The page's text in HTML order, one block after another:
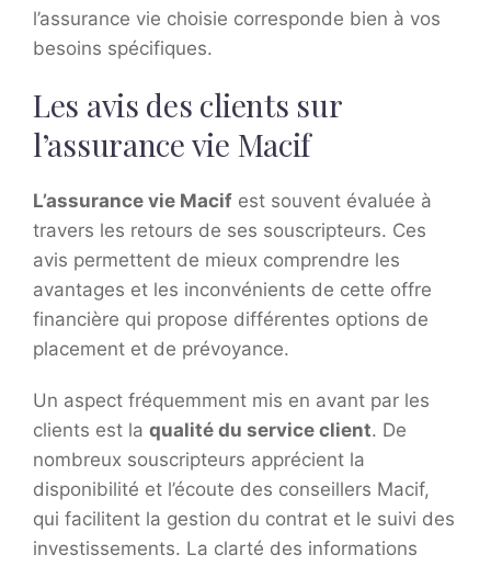
l’assurance vie choisie corresponde bien à vos
besoins spécifiques.
Les avis des clients sur
l’assurance vie Macif
L’assurance vie Macif est souvent évaluée à
travers les retours de ses souscripteurs. Ces
avis permettent de mieux comprendre les
avantages et les inconvénients de cette offre
financière qui propose différentes options de
placement et de prévoyance.
Un aspect fréquemment mis en avant par les
clients est la qualité du service client. De
nombreux souscripteurs apprécient la
disponibilité et l’écoute des conseillers Macif,
qui facilitent la gestion du contrat et le suivi des
investissements. La clarté des informations